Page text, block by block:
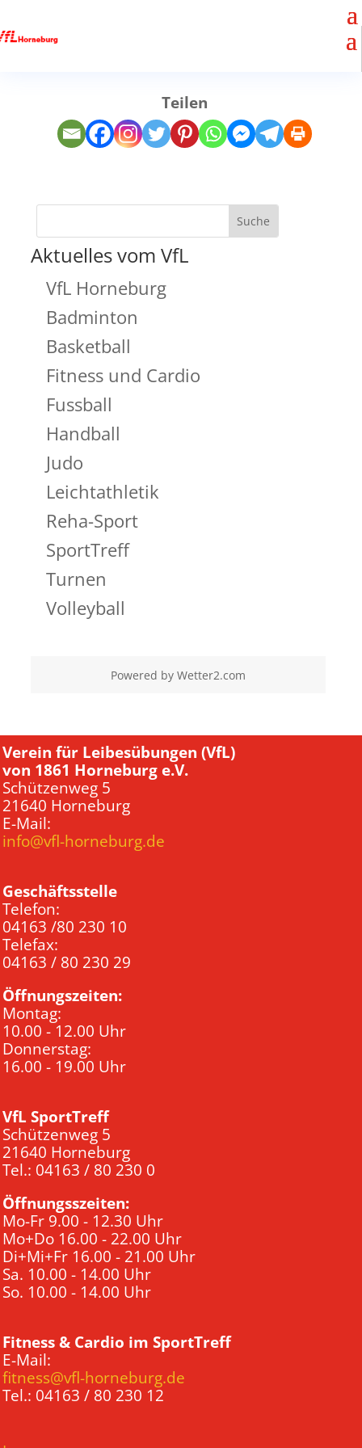
Teilen
Aktuelles vom VfL
VfL Horneburg
Badminton
Basketball
Fitness und Cardio
Fussball
Handball
Judo
Leichtathletik
Reha-Sport
SportTreff
Turnen
Volleyball
Powered by Wetter2.com
Verein für Leibesübungen (VfL)
von 1861 Horneburg e.V.
Schützenweg 5
21640 Horneburg
E-Mail:
info@vfl-horneburg.de
Geschäftsstelle
Telefon:
04163 /80 230 10
Telefax:
04163 / 80 230 29
Öffnungszeiten:
Montag:
10.00 - 12.00 Uhr
Donnerstag:
16.00 - 19.00 Uhr
VfL SportTreff
Schützenweg 5
21640 Horneburg
Tel.: 04163 / 80 230 0
Öffnungsszeiten:
Mo-Fr 9.00 - 12.30 Uhr
Mo+Do 16.00 - 22.00 Uhr
Di+Mi+Fr 16.00 - 21.00 Uhr
Sa. 10.00 - 14.00 Uhr
So. 10.00 - 14.00 Uhr
Fitness & Cardio im SportTreff
E-Mail:
fitness@vfl-horneburg.de
Tel.: 04163 / 80 230 12